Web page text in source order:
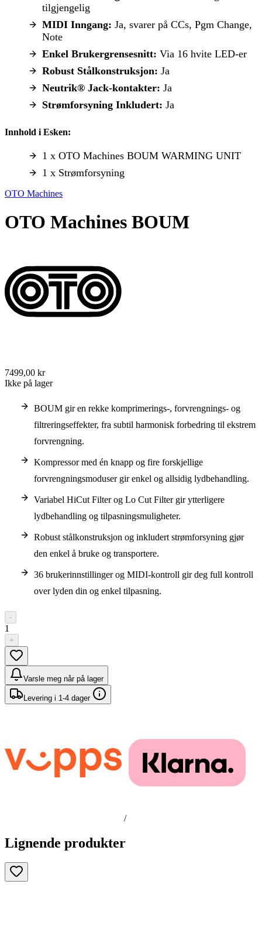
tilgjengelig
MIDI Inngang: Ja, svarer på CCs, Pgm Change,
Note
Enkel Brukergrensesnitt: Via 16 hvite LED-er
Robust Stålkonstruksjon: Ja
Neutrik® Jack-kontakter: Ja
Strømforsyning Inkludert: Ja
Innhold i Esken:
1 x OTO Machines BOUM WARMING UNIT
1 x Strømforsyning
OTO Machines
OTO Machines BOUM
7499,00 kr
Ikke på lager
BOUM gir en rekke komprimerings-, forvrengnings- og
filtreringseffekter, fra subtil harmonisk forbedring til ekstrem
forvrengning.
Kompressor med én knapp og fire forskjellige
forvrengningsmoduser gir enkel og allsidig lydbehandling.
Variabel HiCut Filter og Lo Cut Filter gir ytterligere
lydbehandling og tilpasningsmuligheter.
Robust stålkonstruksjon og inkludert strømforsyning gjør
den enkel å bruke og transportere.
36 brukerinnstillinger og MIDI-kontroll gir deg full kontroll
over lyden din og enkel tilpasning.
-
1
+
Varsle meg når på lager
Levering i 1-4 dager
/
Lignende produkter